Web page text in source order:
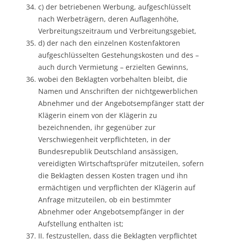
c) der betriebenen Werbung, aufgeschlüsselt
nach Werbeträgern, deren Auflagenhöhe,
Verbreitungszeitraum und Verbreitungsgebiet,
d) der nach den einzelnen Kostenfaktoren
aufgeschlüsselten Gestehungskosten und des –
auch durch Vermietung – erzielten Gewinns,
wobei den Beklagten vorbehalten bleibt, die
Namen und Anschriften der nichtgewerblichen
Abnehmer und der Angebotsempfänger statt der
Klägerin einem von der Klägerin zu
bezeichnenden, ihr gegenüber zur
Verschwiegenheit verpflichteten, in der
Bundesrepublik Deutschland ansässigen,
vereidigten Wirtschaftsprüfer mitzuteilen, sofern
die Beklagten dessen Kosten tragen und ihn
ermächtigen und verpflichten der Klägerin auf
Anfrage mitzuteilen, ob ein bestimmter
Abnehmer oder Angebotsempfänger in der
Aufstellung enthalten ist;
II. festzustellen, dass die Beklagten verpflichtet